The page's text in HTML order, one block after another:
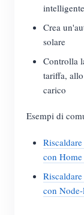
Crea
solare
Controlla
tariffa,
carico
Esempi di
con
con